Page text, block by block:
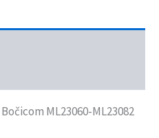
ML23060-ML23082